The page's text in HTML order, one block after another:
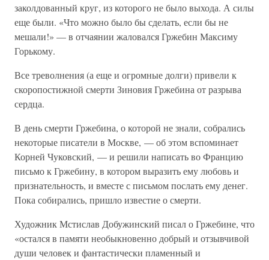
заколдованный круг, из которого не было выхода. А силы
еще были. «Что можно было бы сделать, если бы не
мешали!» — в отчаянии жаловался Гржебин Максиму
Горькому.
Все треволнения (а еще и огромные долги) привели к
скоропостижной смерти Зиновия Гржебина от разрыва
сердца.
В день смерти Гржебина, о которой не знали, собрались
некоторые писатели в Москве, — об этом вспоминает
Корней Чуковский, — и решили написать во Францию
письмо к Гржебину, в котором выразить ему любовь и
признательность, и вместе с письмом послать ему денег.
Пока собирались, пришло известие о смерти.
Художник Мстислав Добужинский писал о Гржебине, что
«остался в памяти необыкновенно добрый и отзывчивой
души человек и фантастически пламенный и